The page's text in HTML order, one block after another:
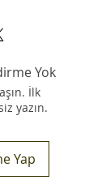
Yok
İlk
yazın.
Yap